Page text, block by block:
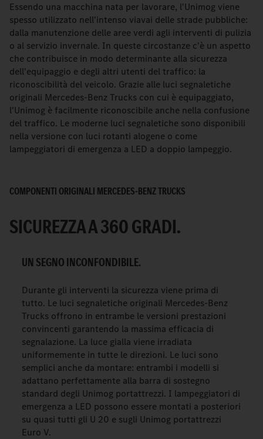
Essendo una macchina nata per lavorare, l'Unimog viene
spesso utilizzato nell'intenso viavai delle strade pubbliche:
dalla manutenzione delle aree verdi agli interventi di pulizia
o al servizio invernale. In queste circostanze c'è un aspetto
che contribuisce in modo determinante alla sicurezza
dell'equipaggio e degli altri utenti del traffico: la
riconoscibilità del veicolo. Grazie alle luci segnaletiche
originali Mercedes-Benz Trucks con cui è equipaggiato,
l'Unimog è facilmente riconoscibile anche nella confusione
del traffico. Le moderne luci segnaletiche sono disponibili
nella versione con luci rotanti alogene o come
lampeggiatori di emergenza a LED a doppio lampeggio.
COMPONENTI ORIGINALI MERCEDES-BENZ TRUCKS
SICUREZZA A 360 GRADI.
UN SEGNO INCONFONDIBILE.
Durante gli interventi la sicurezza viene prima di
tutto. Le luci segnaletiche originali Mercedes-Benz
Trucks offrono in entrambe le versioni prestazioni
convincenti garantendo la massima efficacia di
segnalazione. La luce gialla viene irradiata
uniformemente in tutte le direzioni. Le luci sono
semplici anche da montare: entrambi i modelli si
adattano perfettamente alla barra di sostegno
standard degli Unimog portattrezzi. I lampeggiatori di
emergenza a LED possono essere montati a posteriori
su quasi tutti gli U 20 e sugli Unimog portattrezzi
Euro V.